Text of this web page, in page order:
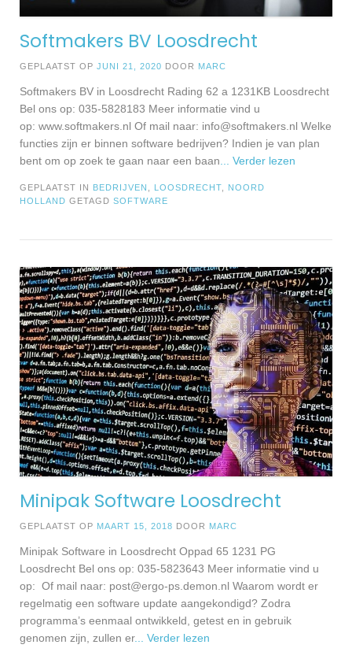
Softmakers BV Loosdrecht
GEPLAATST OP JUNI 21, 2020 DOOR MARC
Softmakers BV in Loosdrecht Rading 62 a 1231KB Loosdrecht
Bel ons op: 035-5828183 Meer informatie vind u
op: www.softmakers.nl Of mail naar: info@softmakers.nl Welke
functies zijn er binnen software bedrijven? Indien je van plan
bent om op zoek te gaan naar een baan ... Verder lezen
GEPLAATST IN BEDRIJVEN LOOSDRECHT
NOORD
HOLLAND GETAGD SOFTWARE
Minipak Software Loosdrecht
GEPLAATST OP MAART 15, 2018 DOOR MARC
Minipak Software in Loosdrecht Oppad 65 1231 PG
Loosdrecht Bel ons op: 035-5823643 Meer informatie vind u
op: Of mail naar: post@ergo-ps.demon.nl Waarom wordt er
regelmatig een software update aangekondigd? Zodra
programma’s eenmaal ontwikkeld, getest en in gebruik
genomen zijn, zullen er... Verder lezen